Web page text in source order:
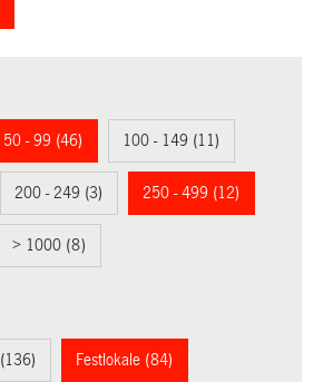
50 - 99 (46) 100 - 149 (11)
200 - 249 (3) 250 - 499 (12)
> 1000 (8)
Festlokale (84)